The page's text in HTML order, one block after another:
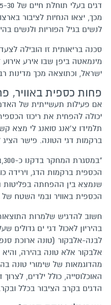
מכך, יצאו הנחיות לציבור
לנשים בגיל הפוריות ולנשים
ישראל, וכתוצאה מכך מדינות
פחות כספית באוויר,
אם פעילות תעשייתית של
יכולה להפחית את ריכוז
תלמידו צ'אנג סואנג לי מצא
ברקמות דגי הטונה. פישר
הכספית באוויר ובמי השטח של
חשוב להדגיש שלמרות
בהיריון לאכול דגי ים גדולים
לבנה-אלבקור (טונה ארוכת
מהדוגמאות של שימורי טונה
האוכלוסייה, כולל ילדים,
הדגים בקרב הציבור בכלל